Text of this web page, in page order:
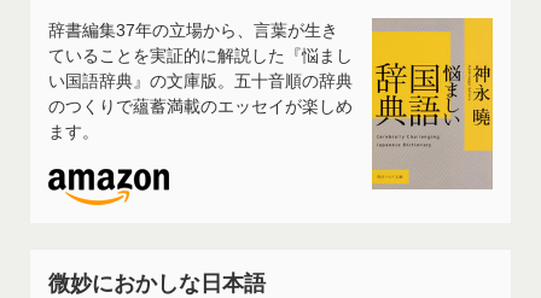
辞書編集37年の立場から、言葉が生き
ていることを実証的に解説した『悩まし
い国語辞典』の文庫版。五十音順の辞典
のつくりで蘊蓄満載のエッセイが楽しめ
ます。
微妙におかしな日本語